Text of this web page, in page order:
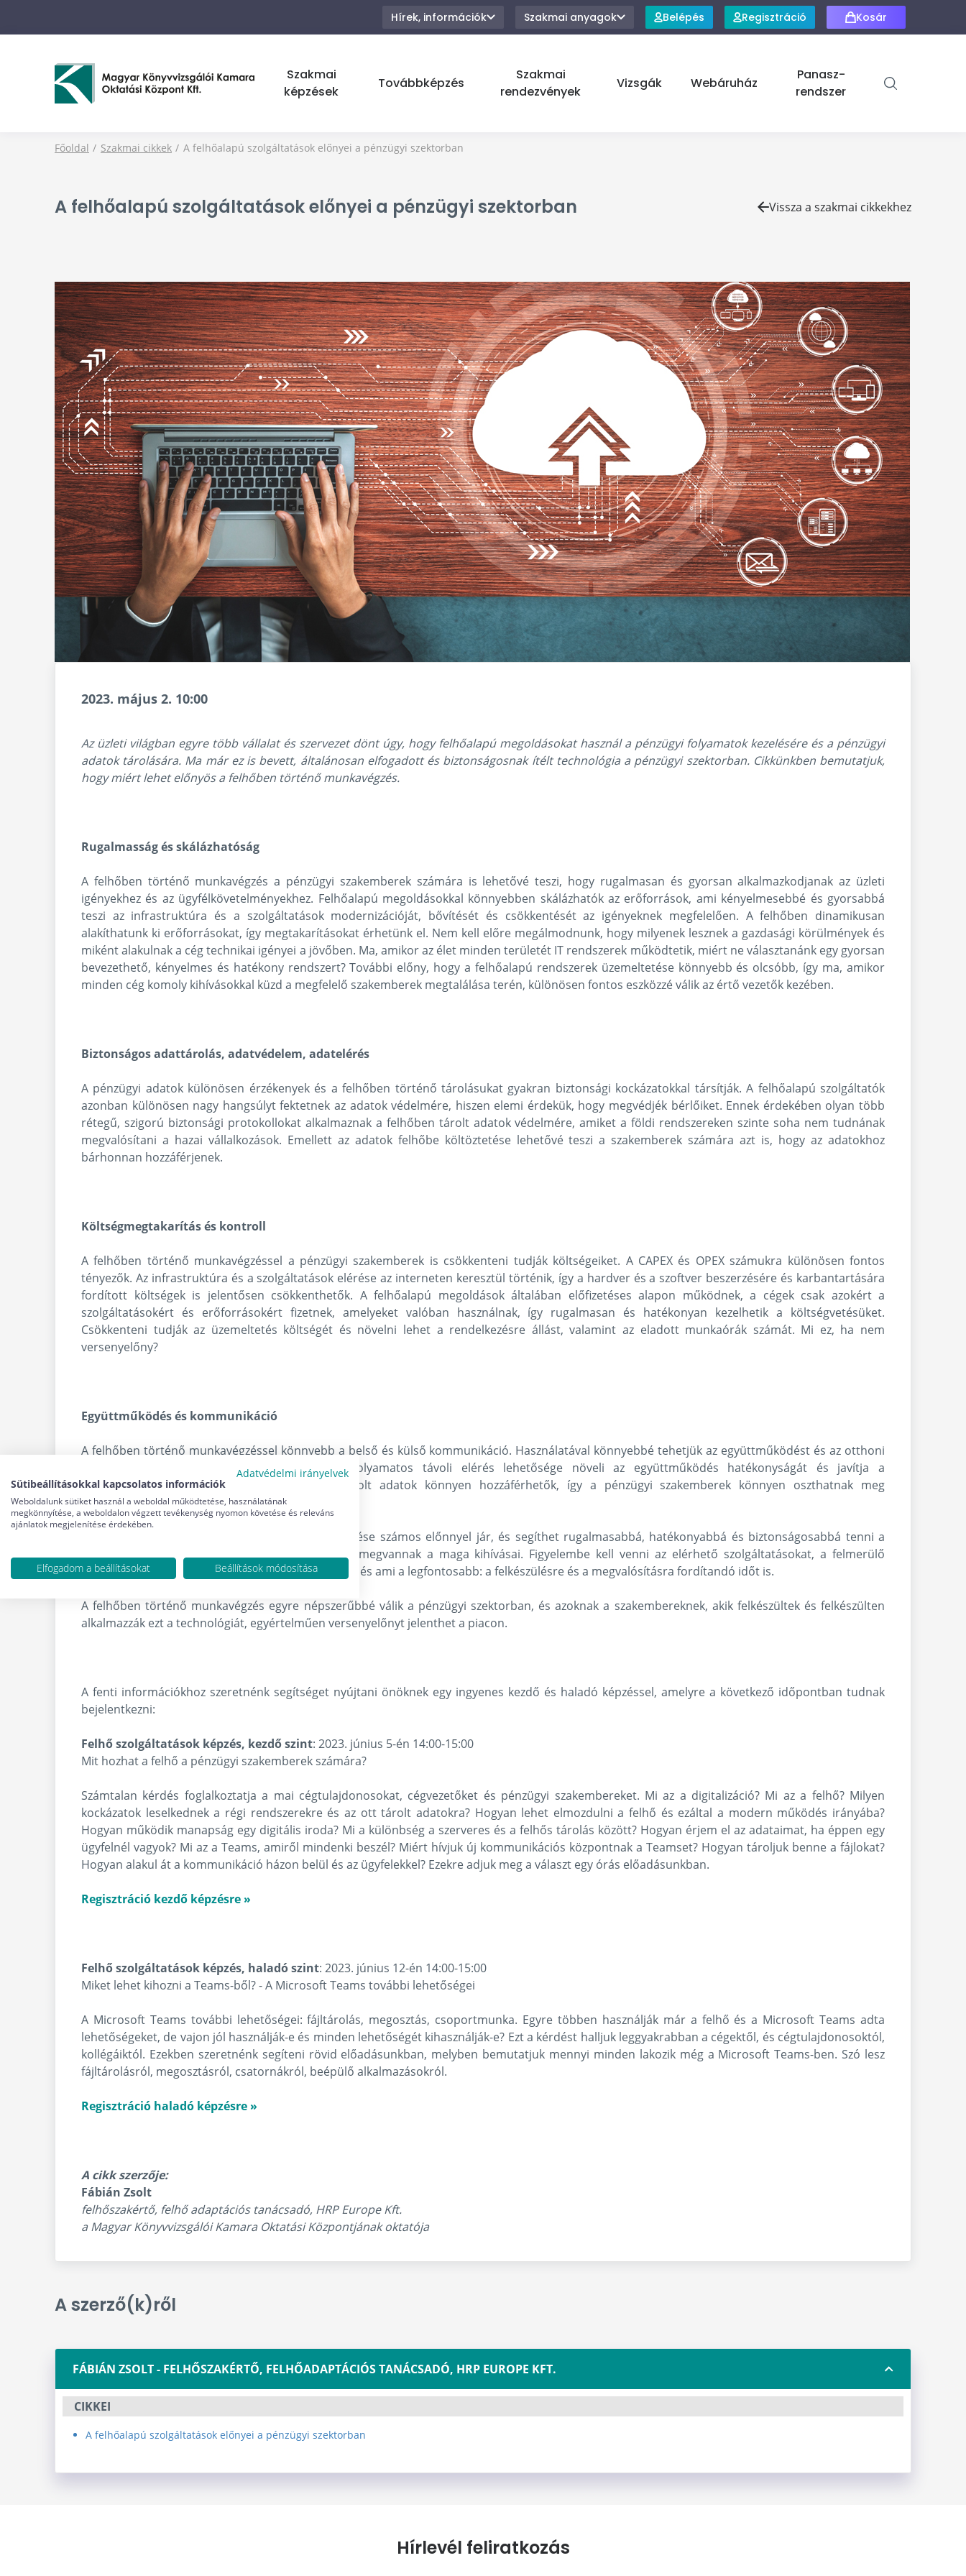
Hírek, információk Szakmai anyagok Belépés Regisztráció Kosár
Szakmai
képzések
Továbbképzés
Szakmai
rendezvények
Vizsgák Webáruház
Panasz-
rendszer
Főoldal Szakmai cikkek A felhőalapú szolgáltatások előnyei a pénzügyi szektorban
A felhőalapú szolgáltatások előnyei a pénzügyi szektorban Vissza a szakmai cikkekhez
2023. május 2. 10:00
Az üzleti világban egyre több vállalat és szervezet dönt úgy, hogy felhőalapú megoldásokat használ a pénzügyi folyamatok kezelésére és a pénzügyi
adatok tárolására. Ma már ez is bevett, általánosan elfogadott és biztonságosnak ítélt technológia a pénzügyi szektorban. Cikkünkben bemutatjuk,
hogy miért lehet előnyös a felhőben történő munkavégzés.
Rugalmasság és skálázhatóság
A felhőben történő munkavégzés a pénzügyi szakemberek számára is lehetővé teszi, hogy rugalmasan és gyorsan alkalmazkodjanak az üzleti
igényekhez és az ügyfélkövetelményekhez. Felhőalapú megoldásokkal könnyebben skálázhatók az erőforrások, ami kényelmesebbé és gyorsabbá
teszi az infrastruktúra és a szolgáltatások modernizációját, bővítését és csökkentését az igényeknek megfelelően. A felhőben dinamikusan
alakíthatunk ki erőforrásokat, így megtakarításokat érhetünk el. Nem kell előre megálmodnunk, hogy milyenek lesznek a gazdasági körülmények és
miként alakulnak a cég technikai igényei a jövőben. Ma, amikor az élet minden területét IT rendszerek működtetik, miért ne választanánk egy gyorsan
bevezethető, kényelmes és hatékony rendszert? További előny, hogy a felhőalapú rendszerek üzemeltetése könnyebb és olcsóbb, így ma, amikor
minden cég komoly kihívásokkal küzd a megfelelő szakemberek megtalálása terén, különösen fontos eszközzé válik az értő vezetők kezében.
Biztonságos adattárolás, adatvédelem, adatelérés
A pénzügyi adatok különösen érzékenyek és a felhőben történő tárolásukat gyakran biztonsági kockázatokkal társítják. A felhőalapú szolgáltatók
azonban különösen nagy hangsúlyt fektetnek az adatok védelmére, hiszen elemi érdekük, hogy megvédjék bérlőiket. Ennek érdekében olyan több
rétegű, szigorú biztonsági protokollokat alkalmaznak a felhőben tárolt adatok védelmére, amiket a földi rendszereken szinte soha nem tudnának
megvalósítani a hazai vállalkozások. Emellett az adatok felhőbe költöztetése lehetővé teszi a szakemberek számára azt is, hogy az adatokhoz
bárhonnan hozzáférjenek.
Költségmegtakarítás és kontroll
A felhőben történő munkavégzéssel a pénzügyi szakemberek is csökkenteni tudják költségeiket. A CAPEX és OPEX számukra különösen fontos
tényezők. Az infrastruktúra és a szolgáltatások elérése az interneten keresztül történik, így a hardver és a szoftver beszerzésére és karbantartására
fordított költségek is jelentősen csökkenthetők. A felhőalapú megoldások általában előfizetéses alapon működnek, a cégek csak azokért a
szolgáltatásokért és erőforrásokért fizetnek, amelyeket valóban használnak, így rugalmasan és hatékonyan kezelhetik a költségvetésüket.
Csökkenteni tudják az üzemeltetés költségét és növelni lehet a rendelkezésre állást, valamint az eladott munkaórák számát. Mi ez, ha nem
versenyelőny?
Együttműködés és kommunikáció
A felhőben történő munkavégzéssel könnyebb a belső és külső kommunikáció. Használatával könnyebbé tehetjük az együttműködést és az otthoni
munkavégzést a kollégák számára, hiszen a folyamatos távoli elérés lehetősége növeli az együttműködés hatékonyságát és javítja a
projektmenedzsmentet. Emellett a felhőben tárolt adatok könnyen hozzáférhetők, így a pénzügyi szakemberek könnyen oszthatnak meg
információkat az ügyfelekkel és a kollégákkal is.
Összességében tehát a cég felhőbe való költöztetése számos előnnyel jár, és segíthet rugalmasabbá, hatékonyabbá és biztonságosabbá tenni a
munkavégzést. Azonban ennek a folyamatnak is megvannak a maga kihívásai. Figyelembe kell venni az elérhető szolgáltatásokat, a felmerülő
költségeket, a modern kori biztonsági kockázatokat és ami a legfontosabb: a felkészülésre és a megvalósításra fordítandó időt is.
A felhőben történő munkavégzés egyre népszerűbbé válik a pénzügyi szektorban, és azoknak a szakembereknek, akik felkészültek és felkészülten
alkalmazzák ezt a technológiát, egyértelműen versenyelőnyt jelenthet a piacon.
A fenti információkhoz szeretnénk segítséget nyújtani önöknek egy ingyenes kezdő és haladó képzéssel, amelyre a következő időpontban tudnak
bejelentkezni:
Felhő szolgáltatások képzés, kezdő szint: 2023. június 5-én 14:00-15:00
Mit hozhat a felhő a pénzügyi szakemberek számára?
Számtalan kérdés foglalkoztatja a mai cégtulajdonosokat, cégvezetőket és pénzügyi szakembereket. Mi az a digitalizáció? Mi az a felhő? Milyen
kockázatok leselkednek a régi rendszerekre és az ott tárolt adatokra? Hogyan lehet elmozdulni a felhő és ezáltal a modern működés irányába?
Hogyan működik manapság egy digitális iroda? Mi a különbség a szerveres és a felhős tárolás között? Hogyan érjem el az adataimat, ha éppen egy
ügyfelnél vagyok? Mi az a Teams, amiről mindenki beszél? Miért hívjuk új kommunikációs központnak a Teamset? Hogyan tároljuk benne a fájlokat?
Hogyan alakul át a kommunikáció házon belül és az ügyfelekkel? Ezekre adjuk meg a választ egy órás előadásunkban.
Regisztráció kezdő képzésre »
Felhő szolgáltatások képzés, haladó szint: 2023. június 12-én 14:00-15:00
Miket lehet kihozni a Teams-ből? - A Microsoft Teams további lehetőségei
A Microsoft Teams további lehetőségei: fájltárolás, megosztás, csoportmunka. Egyre többen használják már a felhő és a Microsoft Teams adta
lehetőségeket, de vajon jól használják-e és minden lehetőségét kihasználják-e? Ezt a kérdést halljuk leggyakrabban a cégektől, és cégtulajdonosoktól,
kollégáiktól. Ezekben szeretnénk segíteni rövid előadásunkban, melyben bemutatjuk mennyi minden lakozik még a Microsoft Teams-ben. Szó lesz
fájltárolásról, megosztásról, csatornákról, beépülő alkalmazásokról.
Regisztráció haladó képzésre »
A cikk szerzője:
Fábián Zsolt
felhőszakértő, felhő adaptációs tanácsadó, HRP Europe Kft.
a Magyar Könyvvizsgálói Kamara Oktatási Központjának oktatója
A szerző(k)ről
FÁBIÁN ZSOLT - FELHŐSZAKÉRTŐ, FELHŐADAPTÁCIÓS TANÁCSADÓ, HRP EUROPE KFT.
CIKKEI
A felhőalapú szolgáltatások előnyei a pénzügyi szektorban
Hírlevél feliratkozás
Adatvédelmi irányelvek
Sütibeállításokkal kapcsolatos információk
Weboldalunk sütiket használ a weboldal működtetése, használatának
megkönnyítése, a weboldalon végzett tevékenység nyomon követése és releváns
ajánlatok megjelenítése érdekében.
Elfogadom a beállításokat Beállítások módosítása